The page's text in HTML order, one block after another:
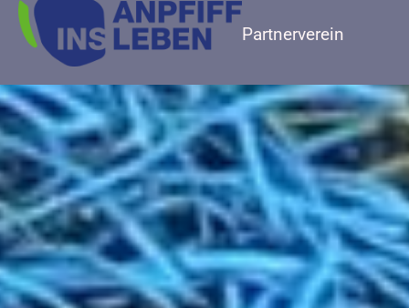
Partnerverein